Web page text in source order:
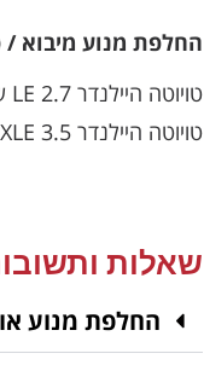
החלפת מנוע מיבוא /
טויוטה היילנדר 2.7 LE שנות ייצור: 2014, 2015
טויוטה היילנדר 3.5 XLE שנות ייצור: 2014
שאלות
החלפת מנוע